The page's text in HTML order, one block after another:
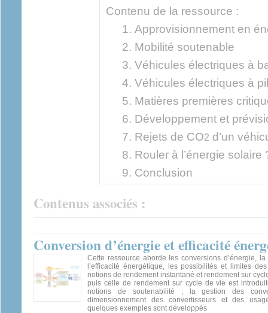
Contenu de la ressource :
Approvisionnement en
Mobilité soutenable
Véhicules électriques à
Véhicules électriques à
Matières premières
Développement et
Rejets de CO2 d’un
Rouler à l’énergie solaire
Conclusion
Contenus associés :
Conversion d’énergie et efficacité
Cette ressource aborde les conversions d’énergie,
l’efficacité énergétique, les possibilités et limites
notions de rendement instantané et rendement sur
puis celle de rendement sur cycle de vie est
notions de soutenabilité ; la gestion des
dimensionnement des convertisseurs et des
quelques exemples sont développés